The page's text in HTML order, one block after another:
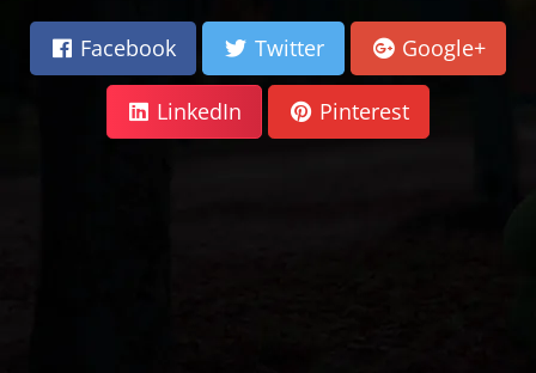
Facebook Twitter Google+
LinkedIn Pinterest